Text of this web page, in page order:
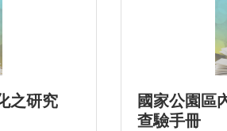
之研究
國家公園區
查驗手冊